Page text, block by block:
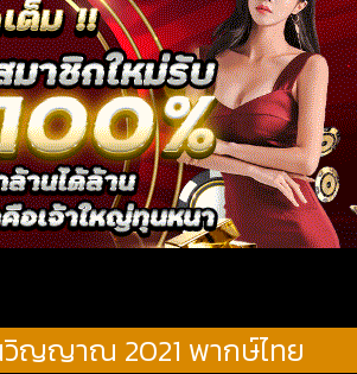
วิญญาณ 2021 พากษ์ไทย